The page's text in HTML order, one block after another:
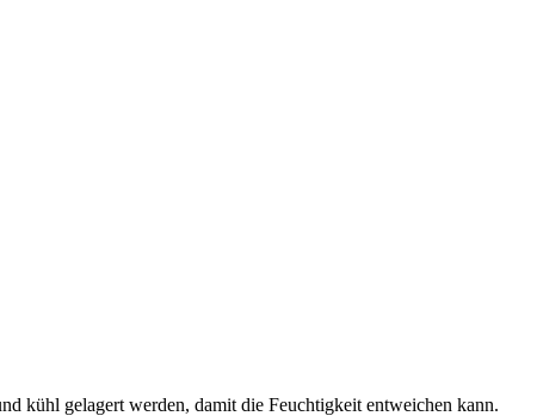
kühl gelagert werden, damit die Feuchtigkeit entweichen kann.